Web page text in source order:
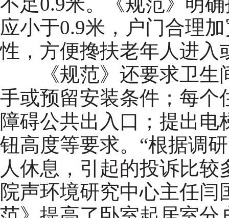
应小于0.9米，户门合理
性，方便搀扶老年人进入
《规范》还要求卫生
手或预留安装条件；每个
障碍公共出入口；提出
钮高度等要求。“根据调
人休息，引起的投诉比较
院声环境研究中心主任